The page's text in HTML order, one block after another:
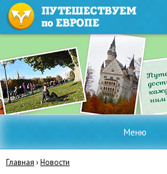
Меню
Главная ›Новости